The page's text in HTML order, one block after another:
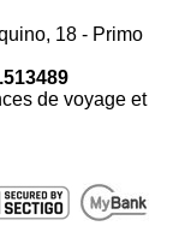
18 - Primo
de voyage et